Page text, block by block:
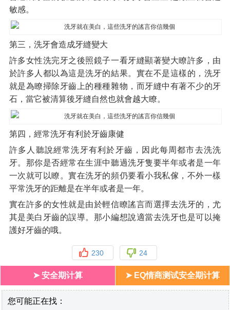
敏感。
第三，洗牙會造成牙縫變大
許多女性洗完牙之後照鏡子一看牙縫顯著變大瞭許多，由
於許多人都以為這是洗牙的結果。實在不是這樣的，洗牙
就是為瞭掃除牙齒上的種種雜物，而牙縫中有著不少的牙
石，當它被清算後牙縫自然也就會越大瞭。
第四，經常洗牙有利於牙齒康健
許多人聽說經常洗牙有利於牙齒，因此每周都市去洗洗
牙。那你是否經常在生涯中聽過洗牙隻要半年或者是一年
一次就可以瞭。實在洗牙的頻仍要看小我私傢，不外一樣
平常洗牙的距離是在半年或者是一年。
實在許多的女性就是由於輕信瞭謠言而選擇去洗牙的，尤
其是美白牙齒的誤導。那小編想說適當去洗牙也是可以掩
護好牙齒的哦。
230 24
➤ 安全期计算 ➤ EQ情商测试安全期计算
您可能正在找：